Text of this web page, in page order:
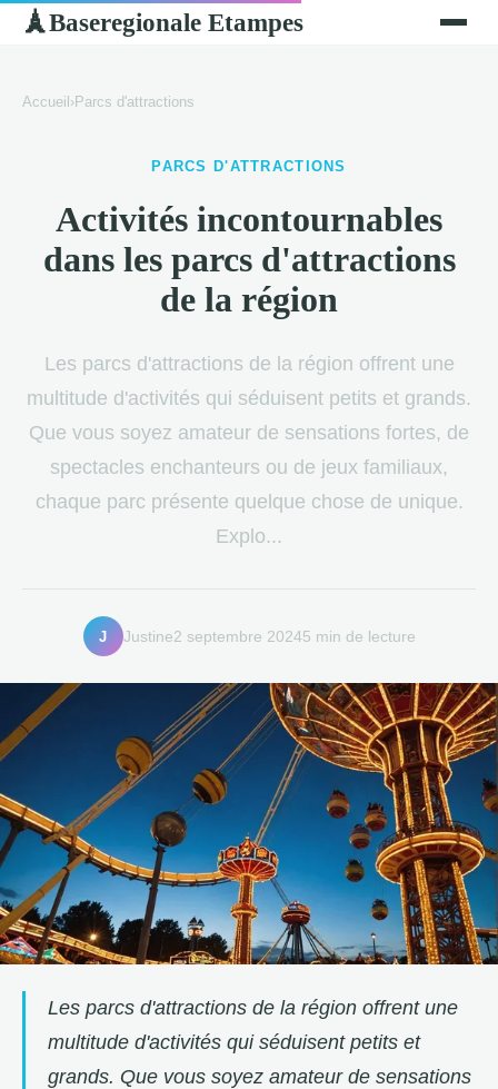
🗼Baseregionale Etampes
Accueil ›Parcs d'attractions
PARCS D'ATTRACTIONS
Activités incontournables
dans les parcs d'attractions
de la région
Les parcs d'attractions de la région offrent une
multitude d'activités qui séduisent petits et grands.
Que vous soyez amateur de sensations fortes, de
spectacles enchanteurs ou de jeux familiaux,
chaque parc présente quelque chose de unique.
Explo...
J Justine2 septembre 20245 min de lecture
Les parcs d'attractions de la région offrent une
multitude d'activités qui séduisent petits et
grands. Que vous soyez amateur de sensations